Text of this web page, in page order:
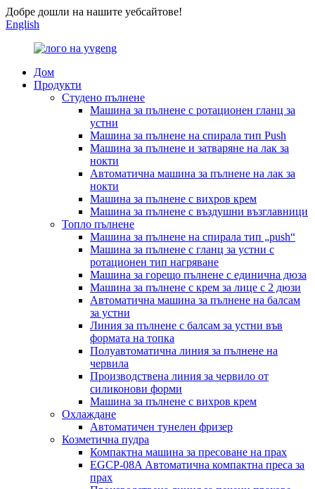
Добре дошли на нашите уебсайтове!
English
Дом
Продукти
Студено пълнене
Машина за пълнене с ротационен гланц за
устни
Машина за пълнене на спирала тип Push
Машина за пълнене и затваряне на лак за
нокти
Автоматична машина за пълнене на лак за
нокти
Машина за пълнене с вихров крем
Машина за пълнене с въздушни възглавници
Топло пълнене
Машина за пълнене на спирала тип „push“
Машина за пълнене с гланц за устни с
ротационен тип нагряване
Машина за горещо пълнене с единична дюза
Машина за пълнене с крем за лице с 2 дюзи
Автоматична машина за пълнене на балсам
за устни
Линия за пълнене с балсам за устни във
формата на топка
Полуавтоматична линия за пълнене на
червила
Производствена линия за червило от
силиконови форми
Машина за пълнене с вихров крем
Охлаждане
Автоматичен тунелен фризер
Козметична пудра
Компактна машина за пресоване на прах
EGCP-08A Автоматична компактна преса за
прах